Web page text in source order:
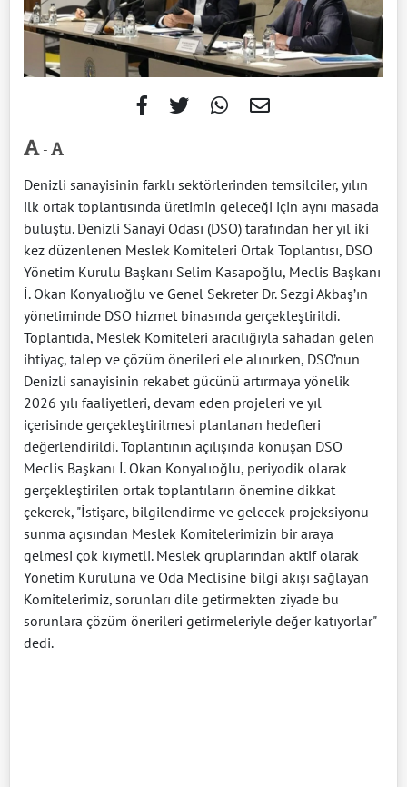
-
Denizli sanayisinin farklı sektörlerinden temsilciler, yılın
ilk ortak toplantısında üretimin geleceği için aynı masada
buluştu. Denizli Sanayi Odası (DSO) tarafından her yıl iki
kez düzenlenen Meslek Komiteleri Ortak Toplantısı, DSO
Yönetim Kurulu Başkanı Selim Kasapoğlu, Meclis Başkanı
İ. Okan Konyalıoğlu ve Genel Sekreter Dr. Sezgi Akbaş’ın
yönetiminde DSO hizmet binasında gerçekleştirildi.
Toplantıda, Meslek Komiteleri aracılığıyla sahadan gelen
ihtiyaç, talep ve çözüm önerileri ele alınırken, DSO’nun
Denizli sanayisinin rekabet gücünü artırmaya yönelik
2026 yılı faaliyetleri, devam eden projeleri ve yıl
içerisinde gerçekleştirilmesi planlanan hedefleri
değerlendirildi. Toplantının açılışında konuşan DSO
Meclis Başkanı İ. Okan Konyalıoğlu, periyodik olarak
gerçekleştirilen ortak toplantıların önemine dikkat
çekerek, "İstişare, bilgilendirme ve gelecek projeksiyonu
sunma açısından Meslek Komitelerimizin bir araya
gelmesi çok kıymetli. Meslek gruplarından aktif olarak
Yönetim Kuruluna ve Oda Meclisine bilgi akışı sağlayan
Komitelerimiz, sorunları dile getirmekten ziyade bu
sorunlara çözüm önerileri getirmeleriyle değer katıyorlar"
dedi.